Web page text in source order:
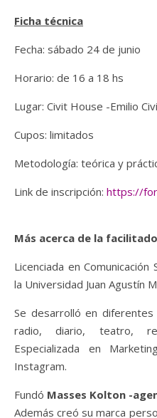
Ficha técnica
Fecha: sábado 24 de junio
Horario: de 16 a 18 hs
Lugar: Civit House -Emilio
Cupos: limitados
Metodología: teórica y
Link de inscripción: https://
Más acerca de la
Licenciada en
la Universidad Juan Agustín
Se desarrolló en diferentes
radio, diario, teatro,
Especializada en
Instagram.
Fundó Masses Kolton -
Además creó su marca